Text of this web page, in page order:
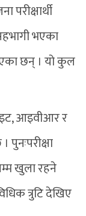
भएका
छन् । यो कुल
आइवीआर र
खुला रहने
त्रुटि देखिए